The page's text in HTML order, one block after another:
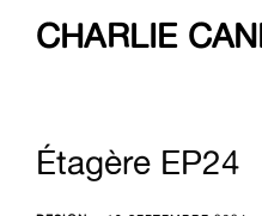
contentCHARLIE
Étagère EP24